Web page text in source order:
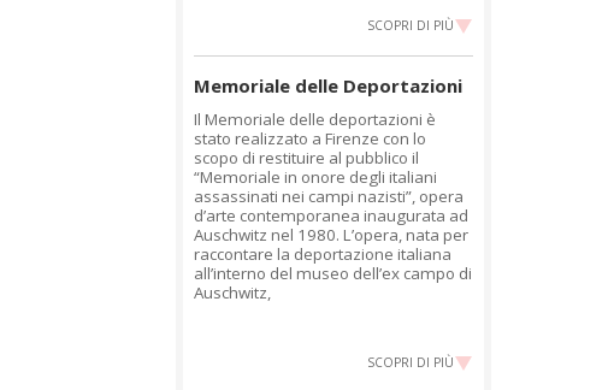
SCOPRI DI PIÙ
Memoriale delle Deportazioni
Il Memoriale delle deportazioni è
stato realizzato a Firenze con lo
scopo di restituire al pubblico il
“Memoriale in onore degli italiani
assassinati nei campi nazisti”, opera
d’arte contemporanea inaugurata ad
Auschwitz nel 1980. L’opera, nata per
raccontare la deportazione italiana
all’interno del museo dell’ex campo di
Auschwitz,
SCOPRI DI PIÙ